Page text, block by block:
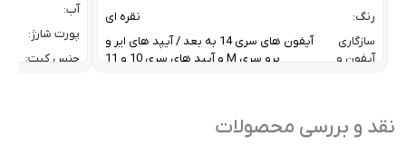
رنگ:
نقره ای
سازگاری
آیفون و
آیفون های سری 14 به بعد / آیپد های ایر و
پرو سری M و آیپد های سری 10 و 11
ظرفیت:
آب:
پورت شارژ:
جنس کیت:
نقد و بررسی محصولات